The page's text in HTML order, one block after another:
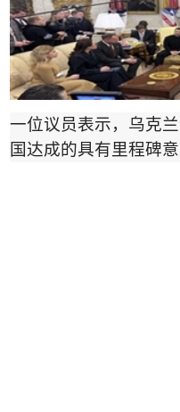
一位议员表示，乌克
国达成的具有里程碑